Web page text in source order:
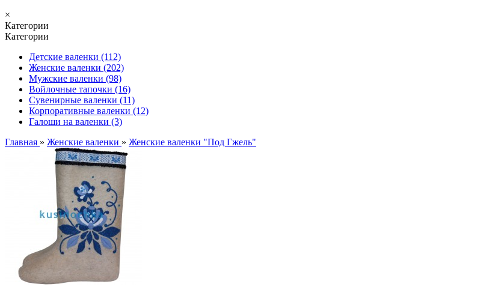
×
Категории
Категории
Детские валенки (112)
Женские валенки (202)
Мужские валенки (98)
Войлочные тапочки (16)
Сувенирные валенки (11)
Корпоративные валенки (12)
Галоши на валенки (3)
Главная » Женские валенки » Женские валенки "Под Гжель"